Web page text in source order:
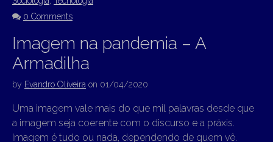
0 Comments
Imagem na pandemia – A
Armadilha
by Evandro Oliveira on 01/04/2020
Uma imagem vale mais do que mil palavras desde que
a imagem seja coerente com o discurso e a práxis.
Imagem é tudo ou nada, dependendo de quem vê.